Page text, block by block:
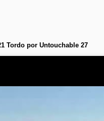
Tordo por Untouchable 27